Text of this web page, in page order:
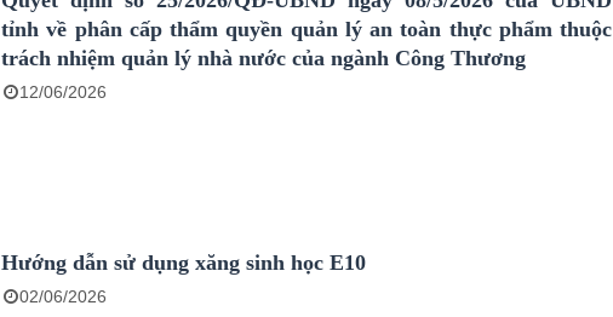
tỉnh về phân cấp thẩm quyền quản lý an toàn thực phẩm thuộc
trách nhiệm quản lý nhà nước của ngành Công Thương
12/06/2026
Hướng dẫn sử dụng xăng sinh học E10
02/06/2026